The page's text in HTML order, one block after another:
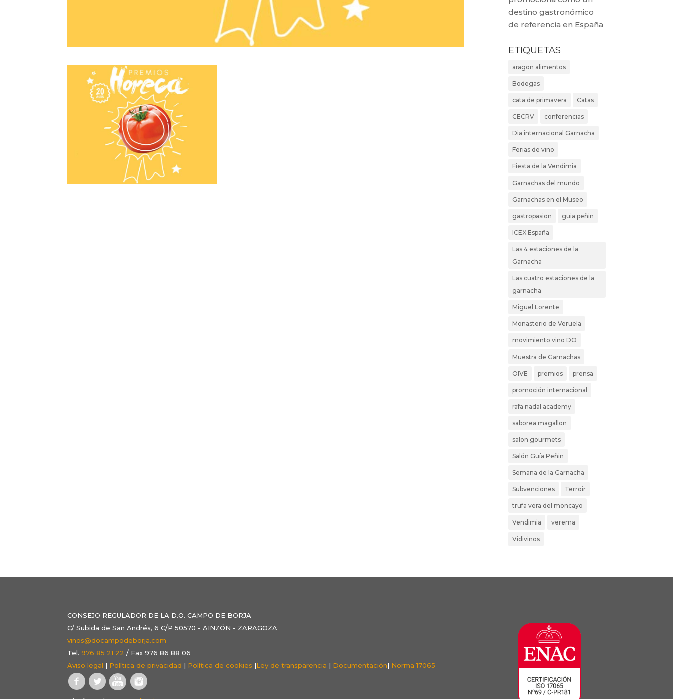
destino gastronómico
de referencia en España
ETIQUETAS
aragon alimentos
Bodegas
cata de primavera Catas
CECRV conferencias
Dia internacional Garnacha
Ferias de vino
Fiesta de la Vendimia
Garnachas del mundo
Garnachas en el Museo
gastropasion guia peñin
ICEX España
Las 4 estaciones de la
Garnacha
Las cuatro estaciones de la
garnacha
Miguel Lorente
Monasterio de Veruela
movimiento vino DO
Muestra de Garnachas
OIVE premios prensa
promoción internacional
rafa nadal academy
saborea magallon
salon gourmets
Salón Guía Peñin
Semana de la Garnacha
Subvenciones Terroir
trufa vera del moncayo
Vendimia verema
Vidivinos
CONSEJO REGULADOR DE LA D.O. CAMPO DE BORJA
C/ Subida de San Andrés, 6 C/P 50570 - AINZÓN - ZARAGOZA
vinos@docampodeborja.com
Tel.976 85 21 22 / Fax 976 86 88 06
Aviso legal | Política de privacidad | Política de cookies |Ley de transparencia | Documentación| Norma 17065